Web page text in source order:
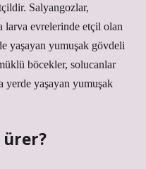
Salyangozlar,
larva evrelerinde etçil olan
yaşayan yumuşak gövdeli
böcekler, solucanlar
yerde yaşayan yumuşak
ürer?